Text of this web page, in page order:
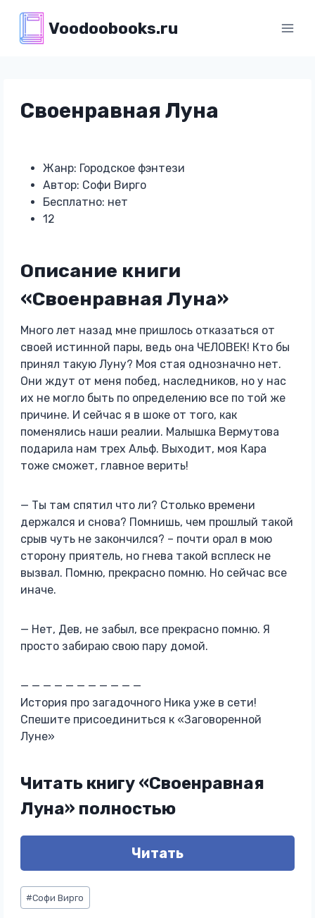
содержимому
Voodoobooks.ru
Своенравная Луна
Жанр: Городское фэнтези
Автор: Софи Вирго
Бесплатно: нет
12
Описание книги
«Своенравная Луна»
Много лет назад мне пришлось отказаться от
своей истинной пары, ведь она ЧЕЛОВЕК! Кто бы
принял такую Луну? Моя стая однозначно нет.
Они ждут от меня побед, наследников, но у нас
их не могло быть по определению все по той же
причине. И сейчас я в шоке от того, как
поменялись наши реалии. Малышка Вермутова
подарила нам трех Альф. Выходит, моя Кара
тоже сможет, главное верить!
— Ты там спятил что ли? Столько времени
держался и снова? Помнишь, чем прошлый такой
срыв чуть не закончился? – почти орал в мою
сторону приятель, но гнева такой всплеск не
вызвал. Помню, прекрасно помню. Но сейчас все
иначе.
— Нет, Дев, не забыл, все прекрасно помню. Я
просто забираю свою пару домой.
— — — — — — — — — — —
История про загадочного Ника уже в сети!
Спешите присоединиться к «Заговоренной
Луне»
Читать книгу «Своенравная
Луна» полностью
Читать
Метки
записи:
#Софи Вирго